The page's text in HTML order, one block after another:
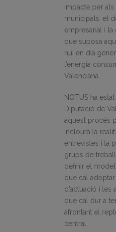
impacte per
municipals, el
empresarial i la
que suposa
hui en dia
l’energia
Valenciana.
NOTUS ha
Diputació de
aquest procés
inclourà la
entrevistes i la
grups de
definir el
que cal
d’actuació i les
que cal dur a
afrontant el
central.